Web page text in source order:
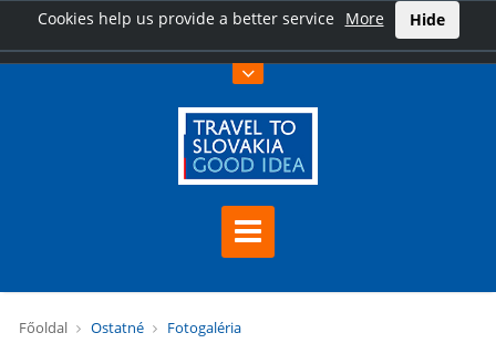
Cookies help us provide a better service More Hide
Főoldal Ostatné Fotogaléria